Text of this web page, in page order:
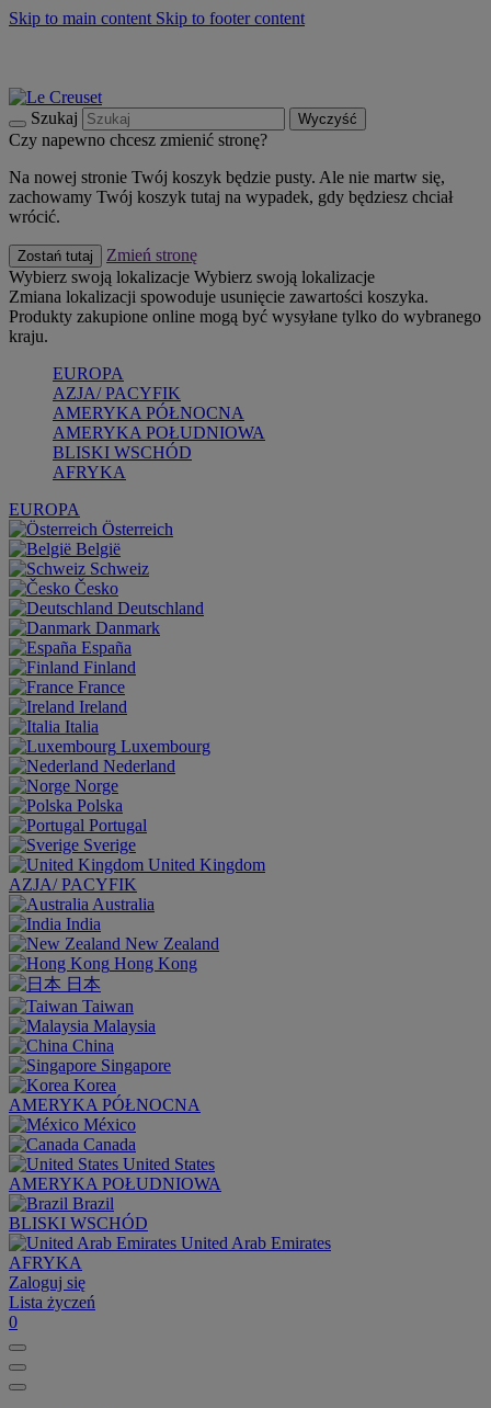
Skip to main content Skip to footer content
Szukaj Wyczyść
Czy napewno chcesz zmienić stronę?
Na nowej stronie Twój koszyk będzie pusty. Ale nie martw się,
zachowamy Twój koszyk tutaj na wypadek, gdy będziesz chciał
wrócić.
Zostań tutaj
Zmień stronę
Wybierz swoją lokalizacje Wybierz swoją lokalizacje
Zmiana lokalizacji spowoduje usunięcie zawartości koszyka.
Produkty zakupione online mogą być wysyłane tylko do wybranego
kraju.
EUROPA
AZJA/ PACYFIK
AMERYKA PÓŁNOCNA
AMERYKA POŁUDNIOWA
BLISKI WSCHÓD
AFRYKA
EUROPA
Österreich
België
Schweiz
Česko
Deutschland
Danmark
España
Finland
France
Ireland
Italia
Luxembourg
Nederland
Norge
Polska
Portugal
Sverige
United Kingdom
AZJA/ PACYFIK
Australia
India
New Zealand
Hong Kong
日本
Taiwan
Malaysia
China
Singapore
Korea
AMERYKA PÓŁNOCNA
México
Canada
United States
AMERYKA POŁUDNIOWA
Brazil
BLISKI WSCHÓD
United Arab Emirates
AFRYKA
Zaloguj się
Lista życzeń
0